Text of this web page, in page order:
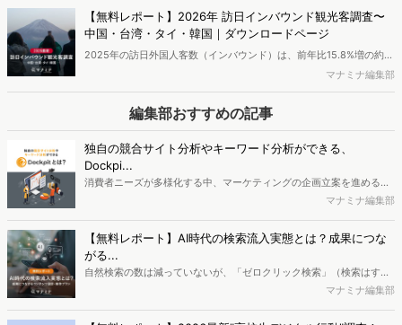
由"が返ってきますが、本当のきっかけは本人すら自覚していないのか
もしれません。 ヴァリューズでは、デンタルフロスを習慣化した人の
Web行動ログを分析し、「カテゴリーエントリーポイント（CEP）」
として考えられる興味・行動を導き出しました。浮かび上がってきた
のは「神社参拝」「ペットの飼育」「整体通い」など、一見無関係に
見える12のCEP。その一部をご紹介します。※本レポートは記事のフ
ォームから無料でダウンロードできます。
【無料レポート】2026年 訪日インバウンド観光客調査〜
中国・台湾・タイ・韓国｜ダウンロードページ
2025年の訪日外国人客数（インバウンド）は、前年比15.8%増の約
4,268万人となり、過去最高を記録した2024年を大幅に上回って過去
最多を更新しました。背景には、大阪・関西万博の開催や円安による
消費拡大も理由として考えられます。そんなインバウンド観光客の中
でも、本レポートでは中国・台湾・タイ・韓国の観光客にフォーカス
し、彼らの観光実態をアンケート調査しました。※本レポートは記事
内のフォームから無料でダウンロードいただけます。
マナミナ編集部
編集部おすすめの記事
独自の競合サイト分析やキーワード分析ができる、
Dockpi...
消費者ニーズが多様化する中、マーケティングの企画立案を進める上
で、競合分析や消費者分析の重要性がより高まっています。Web行動
データを活用し、Web上の消費者行動を起点とした競合サイト分析や
消費者分析が可能です。今回はDockpitならではの利便性の高い機能
や活用方法を解説します。
マナミナ編集部
【無料レポート】AI時代の検索流入実態とは？成果につな
がる...
自然検索の数は減っていないが、「ゼロクリック検索」（検索はする
がページには流入しない）の割合が増加しているのが、AI時代の検索
マナミナ編集部